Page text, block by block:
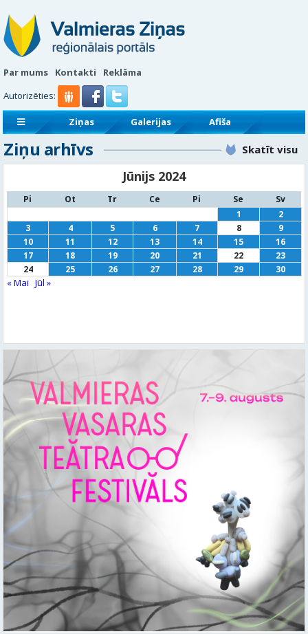
Par mums Kontakti
Reklāma
Autorizēties:
Ziņas Galerijas
Afiša
Sludinājumi
Reklāmraksti
Ziņu arhīvs Skatīt visu
Jūnijs 2024
Pi Ot Tr Ce Pi Se
Sv
1
2
3
4 5 6 7 8
9
10
11 12 13 14 15
16
17
18 19 20 21 22
23
24
25 26 27 28 29 30
« Mai Jūl »